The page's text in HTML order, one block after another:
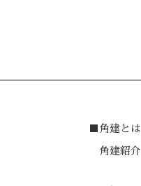
■角建とは
角建紹介